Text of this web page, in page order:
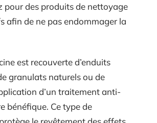
pour des produits de nettoyage
afin de ne pas endommager la
est recouverte d’enduits
granulats naturels ou de
d’un traitement anti-
bénéfique. Ce type de